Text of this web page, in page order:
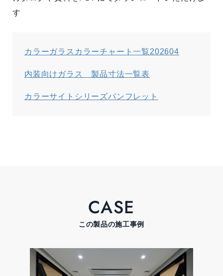
す
カラーガラスカラーチャート一覧202604
内装向けガラス 製品寸法一覧表
カラーサイトシリーズパンフレット
CASE
この製品の施工事例